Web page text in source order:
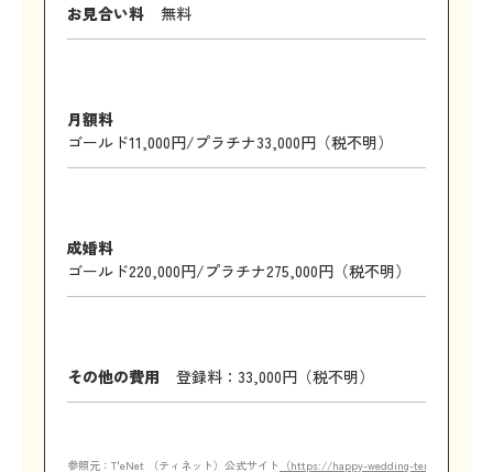
お見合い料 無料
月額料
ゴールド11,000円/プラチナ33,000円（税不明）
成婚料
ゴールド220,000円/プラチナ275,000円（税不明）
その他の費用 登録料：33,000円（税不明）
参照元：T'eNet （ティネット）公式サイト （https://happy-wedding-